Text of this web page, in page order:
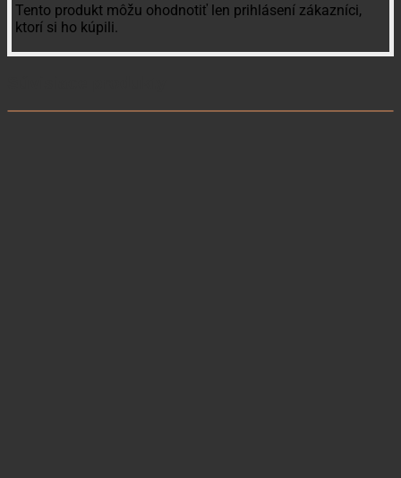
Tento produkt môžu ohodnotiť len prihlásení zákazníci,
ktorí si ho kúpili.